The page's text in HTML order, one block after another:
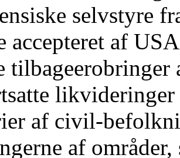
selvstyre
accepteret af
af civil-
af